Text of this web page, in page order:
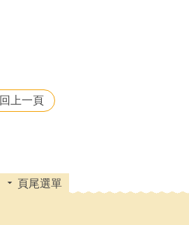
回上一頁
頁尾選單